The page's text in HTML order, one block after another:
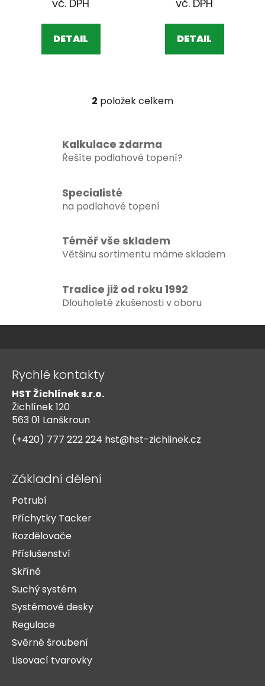
DETAIL DETAIL
O
á
d
p
v
k
y
ý
p
s
2 položek celkem
Kalkulace zdarma
Řešíte podlahové topení?
Specialisté
na podlahové topení
Téměř vše skladem
Většinu sortimentu máme skladem
Tradice již od roku 1992
Dlouholeté zkušenosti v oboru
Rychlé kontakty
HST Žichlínek s.r.o.
Žichlínek 120
563 01 Lanškroun
(+420) 777 222 224 hst@hst-zichlinek.cz
Základní dělení
Potrubí
Příchytky Tacker
Rozdělovače
Příslušenství
Skříně
Suchý systém
Systémové desky
Regulace
Svěrné šroubení
Lisovací tvarovky